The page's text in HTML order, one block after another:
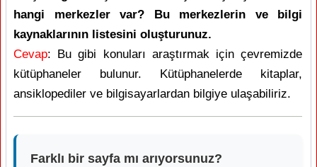
hangi merkezler var? Bu merkezlerin ve bilgi
kaynaklarının listesini oluşturunuz.
Cevap: Bu gibi konuları araştırmak için çevremizde
kütüphaneler bulunur. Kütüphanelerde kitaplar,
ansiklopediler ve bilgisayarlardan bilgiye ulaşabiliriz.
Farklı bir sayfa mı arıyorsunuz?